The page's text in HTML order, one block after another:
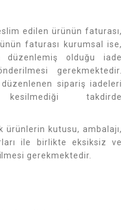
edilen ürünün faturası,
faturası kurumsal ise,
düzenlemiş olduğu iade
gerekmektedir.
düzenlenen sipariş iadeleri
takdirde
kutusu, ambalajı,
ile birlikte eksiksiz ve
gerekmektedir.